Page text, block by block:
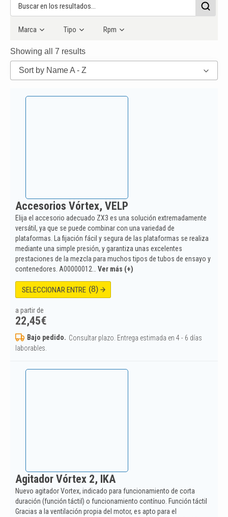
Marca Tipo Rpm
Showing all 7 results
Sort by Name A - Z
Accesorios Vórtex, VELP
Elija el accesorio adecuado ZX3 es una solución extremadamente
versátil, ya que se puede combinar con una variedad de
plataformas. La fijación fácil y segura de las plataformas se realiza
mediante una simple presión, y garantiza unas excelentes
prestaciones de la mezcla para muchos tipos de tubos de ensayo y
contenedores. A00000012… Ver más (+)
SELECCIONAR ENTRE (8)
a partir de
22,45€
Bajo pedido. Consultar plazo. Entrega estimada en 4 - 6 días
laborables.
Agitador Vórtex 2, IKA
Nuevo agitador Vortex, indicado para funcionamiento de corta
duración (función táctil) o funcionamiento contínuo. Función táctil
Gracias a la ventilación propia del motor, es apto para el